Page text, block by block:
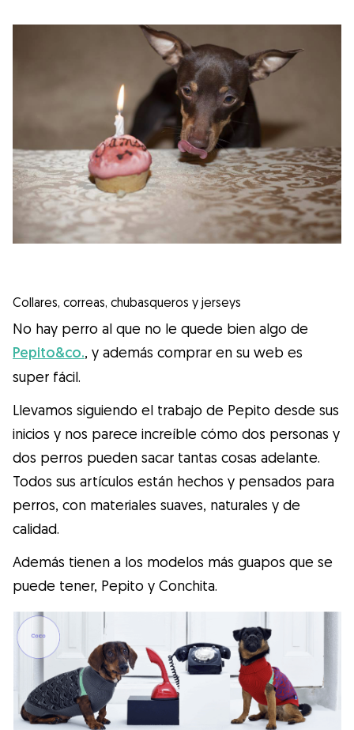
Collares, correas, chubasqueros y jerseys
No hay perro al que no le quede bien algo de
Pepito&co., y además comprar en su web es
super fácil.
Llevamos siguiendo el trabajo de Pepito desde sus
inicios y nos parece increíble cómo dos personas y
dos perros pueden sacar tantas cosas adelante.
Todos sus artículos están hechos y pensados para
perros, con materiales suaves, naturales y de
calidad.
Además tienen a los modelos más guapos que se
puede tener, Pepito y Conchita.